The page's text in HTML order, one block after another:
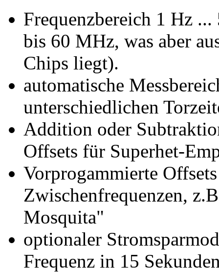
Frequenzbereich 1 Hz
bis 60 MHz, was aber
Chips liegt).
automatische
unterschiedlichen
Addition oder
Offsets für Superhet-
Vorprogammierte
Zwischenfrequenzen,
Mosquita"
optionaler
Frequenz in 15